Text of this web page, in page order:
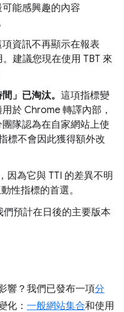
能感興趣的內容
項資訊不再顯示在報表
建議您現在使用 TBT 來
」已淘汰。 這項指標變
於 Chrome 轉譯內部，
隊認為在自家網站上使
標不會因此獲得額外改
，因為它與 TTI 的差異不明
性指標的首選。
預計在日後的主要版本
響？我們已發布一項分
化： 一般網站集合和使用